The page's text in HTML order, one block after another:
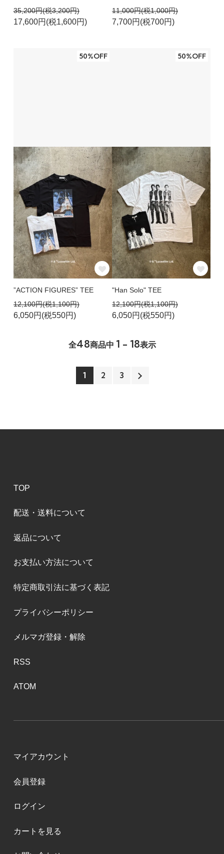
35,200円(税3,200円)
17,600円(税1,600円)
11,000円(税1,000円)
7,700円(税700円)
50%OFF
”ACTION FIGURES” TEE
12,100円(税1,100円)
6,050円(税550円)
50%OFF
"Han Solo" TEE
12,100円(税1,100円)
6,050円(税550円)
全48商品中 1 - 18表示
1 2 3
TOP
配送・送料について
返品について
お支払い方法について
特定商取引法に基づく表記
プライバシーポリシー
メルマガ登録・解除
RSS
ATOM
マイアカウント
会員登録
ログイン
カートを見る